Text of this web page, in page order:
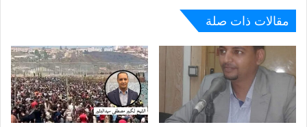
الجيوسياسية الراهنة. فإيجاد حل عادل ودائم لا يخدم فقط
حقوق الشعب الصحراوي، بل يعزز أيضا فرص التكامل
والاستقرار في منطقة شمال إفريقيا، ويفتح آفاقا أوسع للتعاون
والتنمية المشتركة.
لقد كانت العقود الخمسة الماضية شاهدا على تمسك الشعب
الصحراوي بخياراته، وعلى حرصه على إبقاء قضيته ضمن
مقالات ذات صلة